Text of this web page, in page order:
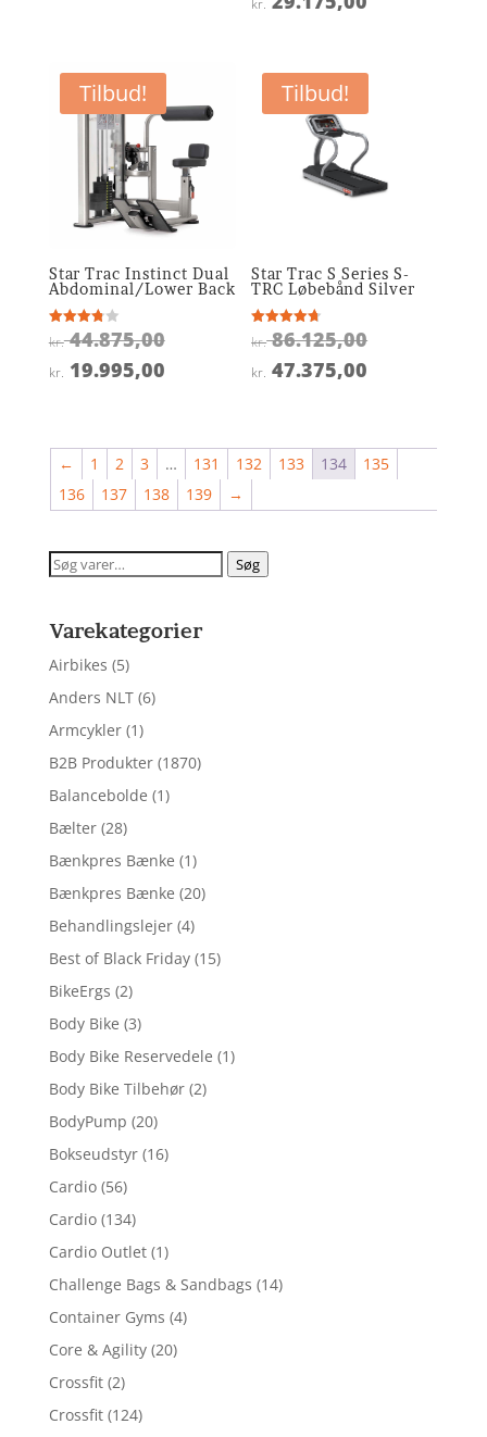
kr.
kr.
Tilbud!
Star Trac Instinct Dual
Abdominal/Lower Back
Vurderet
3.8
ud af 5
kr.44.875,00Den
oprindelige
kr. 44.875,00.
kr. 19.995,00Den
er:
kr. 19.995,00.
Tilbud!
Star Trac S Series S-
TRC Løbebånd Silver
Vurderet
4.7
ud af 5
kr.86.125,00Den
kr.
kr. 47.375,00
er:
kr.
← 1 2 3 … 131 132 133 134
135
136
137 138 139 →
Søg
Søg
Varekategorier
Airbikes (5)
Anders NLT (6)
Armcykler (1)
B2B Produkter (1870)
Balancebolde (1)
Bælter (28)
Bænkpres Bænke (1)
Bænkpres Bænke (20)
Behandlingslejer (4)
Best of Black Friday (15)
BikeErgs (2)
Body Bike (3)
Body Bike Reservedele (1)
Body Bike Tilbehør (2)
BodyPump (20)
Bokseudstyr (16)
Cardio (56)
Cardio (134)
Cardio Outlet (1)
Challenge Bags & Sandbags (14)
Container Gyms (4)
Core & Agility (20)
Crossfit (2)
Crossfit (124)